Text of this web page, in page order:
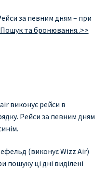
за певним дням – при
Пошук та бронювання..>>
виконує рейси в
Рейси за певним дням
(виконує Wizz Air)
пошуку ці дні виділені